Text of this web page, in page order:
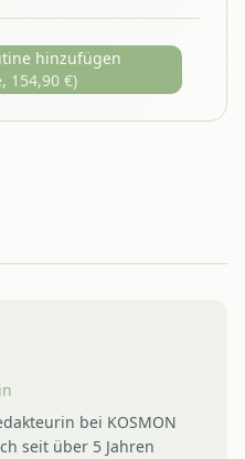
hinzufügen
154,90 €)
bei KOSMON
seit über 5 Jahren